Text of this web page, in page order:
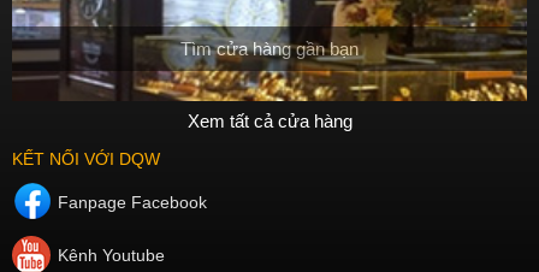
Tìm cửa hàng gần bạn
Xem tất cả cửa hàng
KẾT NỐI VỚI DQW
Fanpage Facebook
Kênh Youtube